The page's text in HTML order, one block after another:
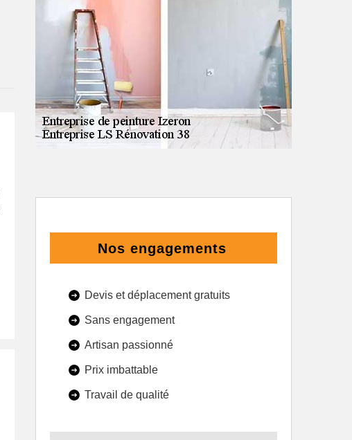
Nos engagements
Devis et déplacement gratuits
Sans engagement
Artisan passionné
Prix imbattable
Travail de qualité